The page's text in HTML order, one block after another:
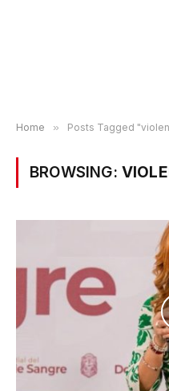
Home » Posts Tagged
BROWSING: